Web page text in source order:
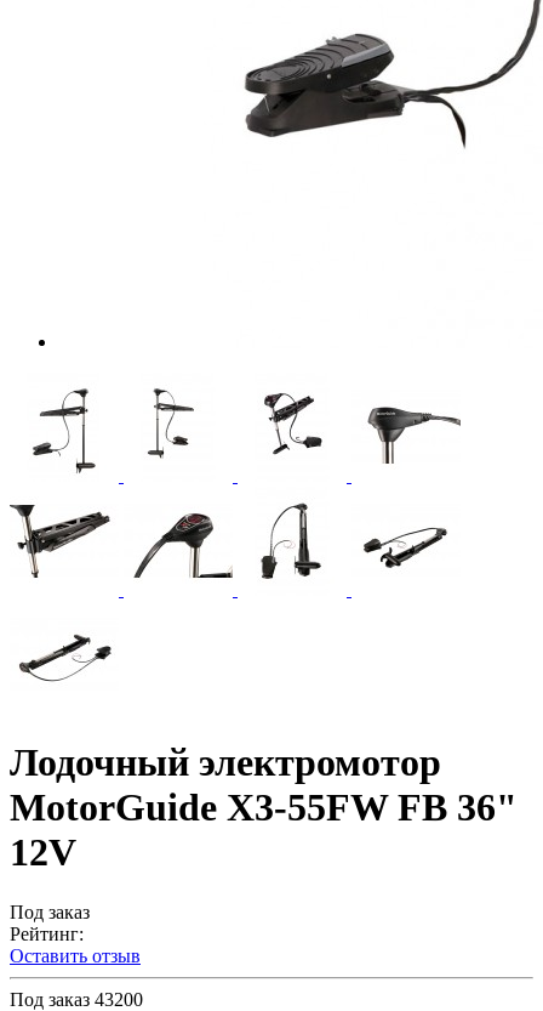
Лодочный электромотор
MotorGuide X3-55FW FB 36"
12V
Под заказ
Рейтинг:
Оставить отзыв
Под заказ 43200